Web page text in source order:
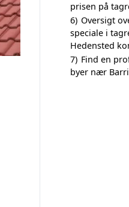
prisen på
6) Oversigt
speciale i
Hedensted
7) Find en
byer nær